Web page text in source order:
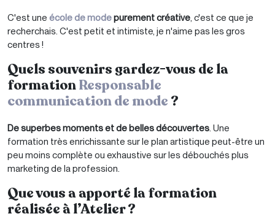
C'est une école de modepurement créative, c'est ce que je
recherchais. C'est petit et intimiste, je n'aime pas les gros
centres !
Quels souvenirs gardez-vous de la
formationResponsable
communication de mode ?
De superbes moments et de belles découvertes. Une
formation très enrichissante sur le plan artistique peut-être un
peu moins complète ou exhaustive sur les débouchés plus
marketing de la profession.
Que vous a apporté la formation
réalisée à l’Atelier ?